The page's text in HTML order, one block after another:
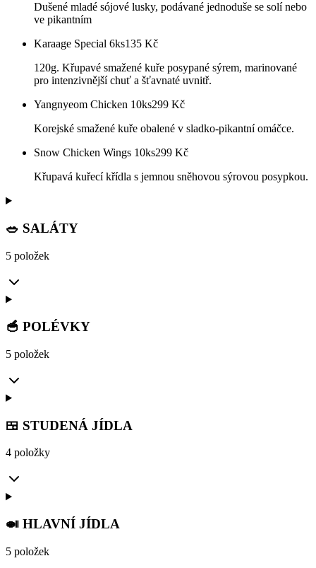
Dušené mladé sójové lusky, podávané jednoduše se solí nebo
ve pikantním
Karaage Special 6ks135 Kč
120g. Křupavé smažené kuře posypané sýrem, marinované
pro intenzivnější chuť a šťavnaté uvnitř.
Yangnyeom Chicken 10ks299 Kč
Korejské smažené kuře obalené v sladko-pikantní omáčce.
Snow Chicken Wings 10ks299 Kč
Křupavá kuřecí křídla s jemnou sněhovou sýrovou posypkou.
🥗 SALÁTY
5 položek
🥣 POLÉVKY
5 položek
🍱 STUDENÁ JÍDLA
4 položky
🍛 HLAVNÍ JÍDLA
5 položek